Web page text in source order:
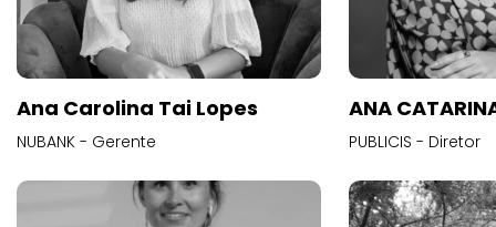
Ana Carolina Tai Lopes
NUBANK - Gerente
ANA
PUBLICIS - Diretor